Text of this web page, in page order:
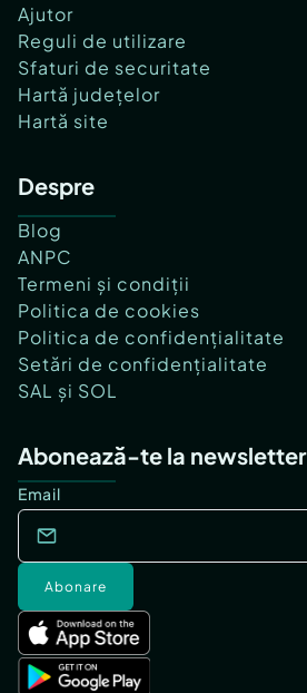
Ajutor
Reguli de utilizare
Sfaturi de securitate
Hartă județelor
Hartă site
Despre
Blog
ANPC
Termeni și condiții
Politica de cookies
Politica de confidențialitate
Setări de confidențialitate
SAL și SOL
Abonează-te la newsletter
Email
Abonare